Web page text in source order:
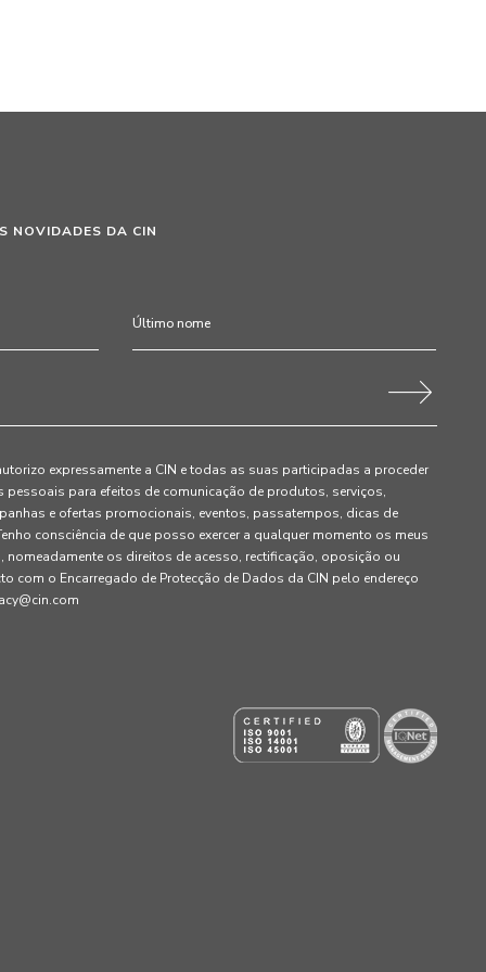
NOVIDADES DA CIN
expressamente a CIN e todas as suas participadas a proceder
para efeitos de comunicação de produtos, serviços,
e ofertas promocionais, eventos, passatempos, dicas de
consciência de que posso exercer a qualquer momento os meus
os direitos de acesso, rectificação, oposição ou
com o Encarregado de Protecção de Dados da CIN pelo endereço